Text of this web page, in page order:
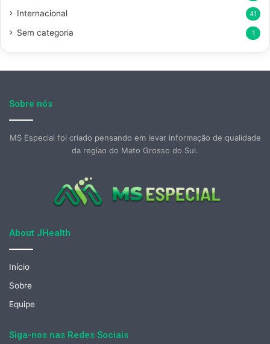
Internacional 41
Sem categoria 1
Sobre nós
MS Especial foi criado pensando em levar informação de qualidade
da regiao do Mato Grosso do Sul.
About JHealth
Início
Sobre
Equipe
Siga-nos nas Redes Sociais